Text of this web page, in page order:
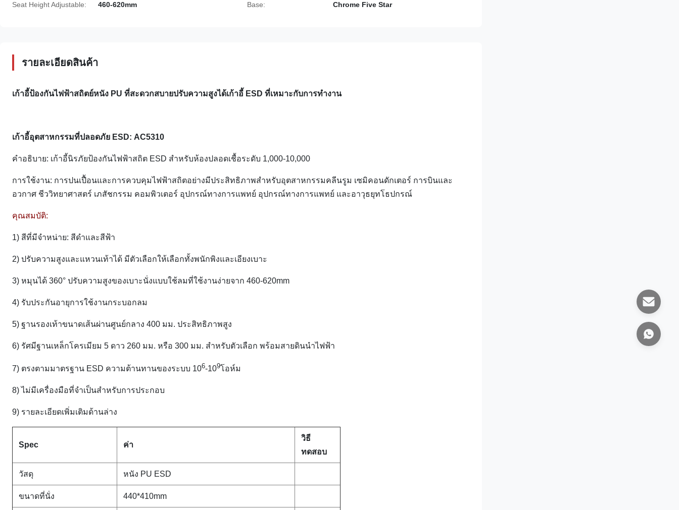
Seat Height Adjustable: 460-620mm Base: Chrome Five Star
รายละเอียดสินค้า
เก้าอี้ป้องกันไฟฟ้าสถิตย์หนัง PU ที่สะดวกสบายปรับความสูงได้เก้าอี้ ESD ที่เหมาะกับการทำงาน
เก้าอี้อุตสาหกรรมที่ปลอดภัย ESD: AC5310
คำอธิบาย: เก้าอี้นิรภัยป้องกันไฟฟ้าสถิต ESD สำหรับห้องปลอดเชื้อระดับ 1,000-10,000
การใช้งาน: การปนเปื้อนและการควบคุมไฟฟ้าสถิตอย่างมีประสิทธิภาพสำหรับอุตสาหกรรมคลีนรูม เซมิคอนดักเตอร์ การบินและ
อวกาศ ชีววิทยาศาสตร์ เภสัชกรรม คอมพิวเตอร์ อุปกรณ์ทางการแพทย์ อุปกรณ์ทางการแพทย์ และอาวุธยุทโธปกรณ์
คุณสมบัติ:
1) สีที่มีจำหน่าย: สีดำและสีฟ้า
2) ปรับความสูงและแหวนเท้าได้ มีตัวเลือกให้เลือกทั้งพนักพิงและเอียงเบาะ
3) หมุนได้ 360° ปรับความสูงของเบาะนั่งแบบใช้ลมที่ใช้งานง่ายจาก 460-620mm
4) รับประกันอายุการใช้งานกระบอกลม
5) ฐานรองเท้าขนาดเส้นผ่านศูนย์กลาง 400 มม. ประสิทธิภาพสูง
6) รัศมีฐานเหล็กโครเมียม 5 ดาว 260 มม. หรือ 300 มม. สำหรับตัวเลือก พร้อมสายดินนำไฟฟ้า
7) ตรงตามมาตรฐาน ESD ความต้านทานของระบบ 106-109โอห์ม
8) ไม่มีเครื่องมือที่จำเป็นสำหรับการประกอบ
9) รายละเอียดเพิ่มเติมด้านล่าง
Spec ค่า
วิธี
ทดสอบ
วัสดุ หนัง PU ESD
ขนาดที่นั่ง 440*410mm